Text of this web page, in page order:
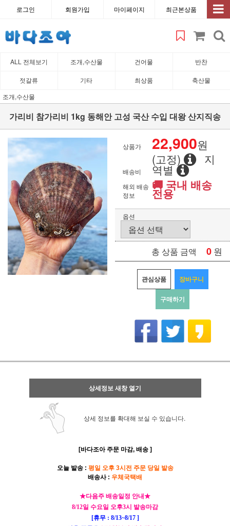
로그인 회원가입 마이페이지 최근본상품
ALL 전체보기 조개,수산물 건어물 반찬
젓갈류 기타 최상품
축산물
조개,수산물
가리비 참가리비 1kg 동해안 고성 국산 수입 대왕 산지직송
상품가 22,900원
배송비
(고정) 지
역별
해외 배송
정보
🚚 국내 배송
전용
옵션
총 상품 금액 0 원
관심상품 장바구니
구매하기
상세정보 새창 열기
상세 정보를 확대해 보실 수 있습니다.
[바다조아 주문 마감, 배송 ]
오늘 발송 : 평일 오후 3시전 주문 당일 발송
배송사 : 우체국택배
★다음주 배송일정 안내★
8/12일 수요일 오후3시 발송마감
[휴무 : 8/13~8/17 ]